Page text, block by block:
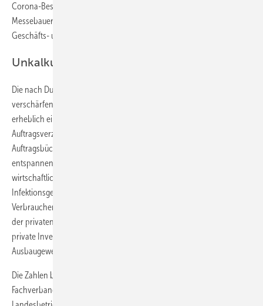
Corona-Beschränkungen führt vor allem bei Laden- und
Messebauern zu leicht überdurchschnittlichen Erwartungen der
Geschäfts- und Auftragsentwicklung.
Unkalkulierbare Situation
Die nach Durchführung der Konjunkturumfrage sich weiter
verschärfenden Lieferengpässe trüben allerdings den Optimismus
erheblich ein. Die unkalkulierbare Mangelsituation sorgt für
Auftragsverzögerungen und belastet die Ertragslage trotz voller
Auftragsbücher. Sollte sich diese Situation in den nächsten Monaten
entspannen, kann das Tischlerhandwerk aber weiterhin vom
wirtschaftlichen Umfeld profitieren. Denn mit Abflauen des
Infektionsgeschehens kehrt der Konjunkturoptimismus der
Verbraucher zurück. Und durch die Lockdowns verfügen breite Teile
der privaten Haushalte über beträchtliche finanzielle Rücklagen. Für
private Investitionen in langfristige Güter des Bau- und
Ausbaugewerbes stehen somit die Vorzeichen gut.
Die Zahlen basieren auf einer aktuellen Konjunkturumfrage des
Fachverbandes Tischler NRW und auf vorläufigen Berechnungen des